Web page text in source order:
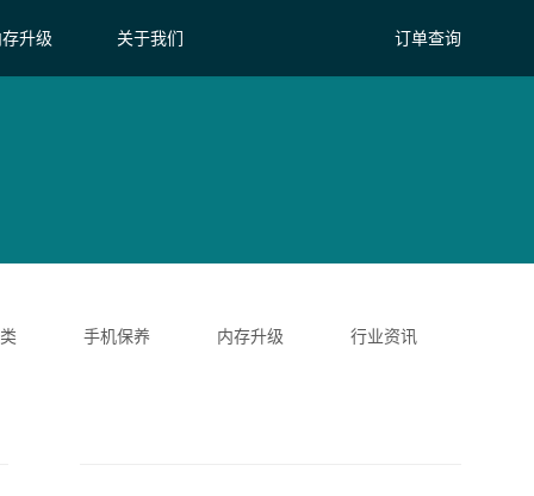
升级 关于我们 订单查询
手机保养 内存升级 行业资讯